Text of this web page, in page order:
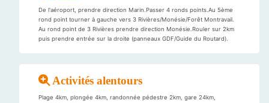
De l'aéroport, prendre direction Marin.Passer 4 ronds points.Au 5ème
rond point tourner à gauche vers 3 Rivières/Monésie/Forêt Montravail.
Au rond point de 3 Rivières prendre direction Monésie.Rouler sur 2km
puis prendre entrée sur la droite (panneaux GDF/Guide du Routard).
Activités alentours
Plage 4km, plongée 4km, randonnée pédestre 2km, gare 24km,